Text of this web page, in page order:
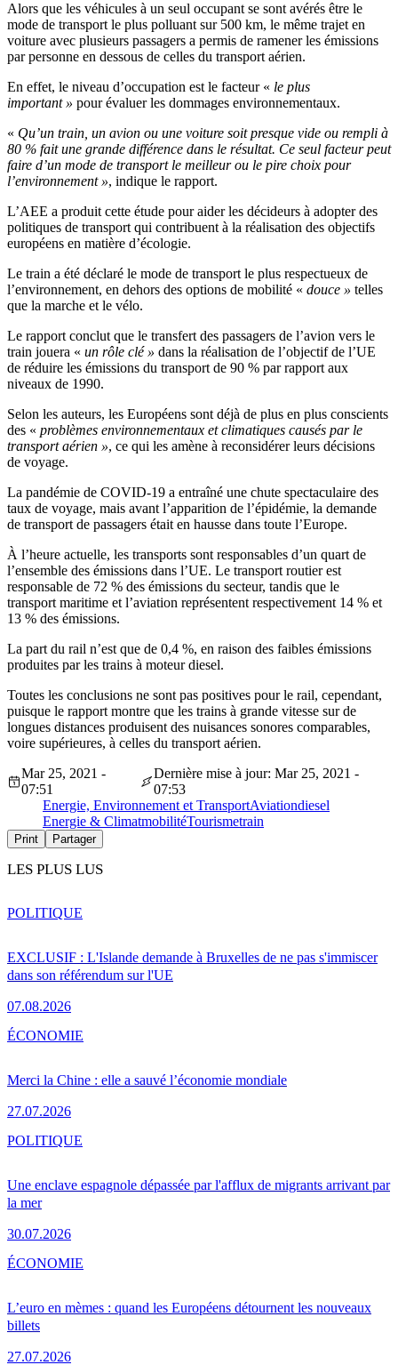
Alors que les véhicules à un seul occupant se sont avérés être le
mode de transport le plus polluant sur 500 km, le même trajet en
voiture avec plusieurs passagers a permis de ramener les émissions
par personne en dessous de celles du transport aérien.
En effet, le niveau d’occupation est le facteur « le plus
important » pour évaluer les dommages environnementaux.
« Qu’un train, un avion ou une voiture soit presque vide ou rempli à
80 % fait une grande différence dans le résultat. Ce seul facteur peut
faire d’un mode de transport le meilleur ou le pire choix pour
l’environnement », indique le rapport.
L’AEE a produit cette étude pour aider les décideurs à adopter des
politiques de transport qui contribuent à la réalisation des objectifs
européens en matière d’écologie.
Le train a été déclaré le mode de transport le plus respectueux de
l’environnement, en dehors des options de mobilité « douce » telles
que la marche et le vélo.
Le rapport conclut que le transfert des passagers de l’avion vers le
train jouera « un rôle clé » dans la réalisation de l’objectif de l’UE
de réduire les émissions du transport de 90 % par rapport aux
niveaux de 1990.
Selon les auteurs, les Européens sont déjà de plus en plus conscients
des « problèmes environnementaux et climatiques causés par le
transport aérien », ce qui les amène à reconsidérer leurs décisions
de voyage.
La pandémie de COVID-19 a entraîné une chute spectaculaire des
taux de voyage, mais avant l’apparition de l’épidémie, la demande
de transport de passagers était en hausse dans toute l’Europe.
À l’heure actuelle, les transports sont responsables d’un quart de
l’ensemble des émissions dans l’UE. Le transport routier est
responsable de 72 % des émissions du secteur, tandis que le
transport maritime et l’aviation représentent respectivement 14 % et
13 % des émissions.
La part du rail n’est que de 0,4 %, en raison des faibles émissions
produites par les trains à moteur diesel.
Toutes les conclusions ne sont pas positives pour le rail, cependant,
puisque le rapport montre que les trains à grande vitesse sur de
longues distances produisent des nuisances sonores comparables,
voire supérieures, à celles du transport aérien.
Mar 25, 2021 -
07:51
Dernière mise à jour: Mar 25, 2021 -
07:53
Energie, Environnement et TransportAviationdiesel
Energie & ClimatmobilitéTourismetrain
Print Partager
LES PLUS LUS
EXCLUSIF : L'Islande demande à Bruxelles de ne pas s'immiscer
dans son référendum sur l'UE
07.08.2026
POLITIQUE
Merci la Chine : elle a sauvé l’économie mondiale
27.07.2026
ÉCONOMIE
Une enclave espagnole dépassée par l'afflux de migrants arrivant par
la mer
30.07.2026
POLITIQUE
L’euro en mèmes : quand les Européens détournent les nouveaux
billets
27.07.2026
ÉCONOMIE